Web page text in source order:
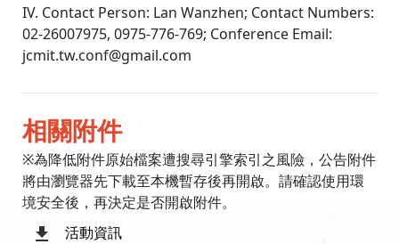
IV. Contact Person: Lan Wanzhen; Contact Numbers:
02-26007975, 0975-776-769; Conference Email:
jcmit.tw.conf@gmail.com
相關附件
※為降低附件原始檔案遭搜尋引擎索引之風險，公告附件
將由瀏覽器先下載至本機暫存後再開啟。請確認使用環
境安全後，再決定是否開啟附件。
活動資訊